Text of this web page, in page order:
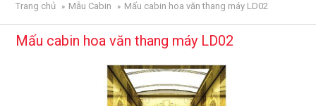
Trang chủ » Mẫu Cabin » Mấu cabin hoa văn thang máy LD02
Mấu cabin hoa văn thang máy LD02